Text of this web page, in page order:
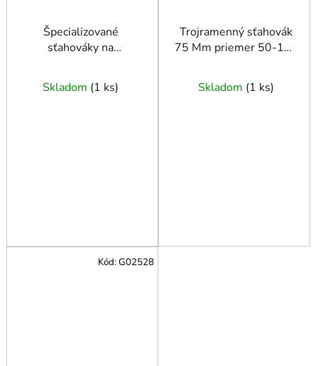
Špecializované
sťahováky na
a obloženia automobilov
Skladom (1 ks)
Trojramenný sťahovák
75 Mm priemer 50-150
Skladom (1 ks)
Kód:G02528